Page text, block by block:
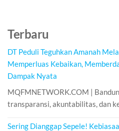
Terbaru
DT Peduli Teguhkan Amanah
Memperluas Kebaikan,
Dampak Nyata
MQFMNETWORK.COM |
transparansi, akuntabilitas, dan
Sering Dianggap Sepele!